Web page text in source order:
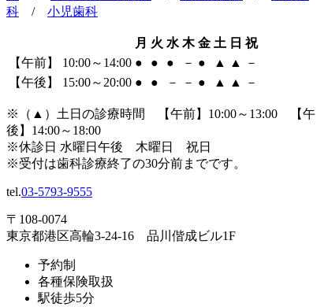
科 / 小児歯科
月 火 水 木 金 土 日 祝
【午前】 10:00～14:00 ● ● ● － ● ▲ ▲
－
【午後】 15:00～20:00 ● ● － － ● ▲ ▲ －
※（ ▲ ）土日の診療時間 【午前】10:00～13:00 【午
後】14:00～18:00
※休診日 水曜日午後 木曜日 祝日
※受付は歯科診療終了の30分前までです。
tel.03-5793-9555
〒108-0074
東京都港区高輪3-24-16 品川偕成ビル1F
予約制
各種保険取扱
駅徒歩5分